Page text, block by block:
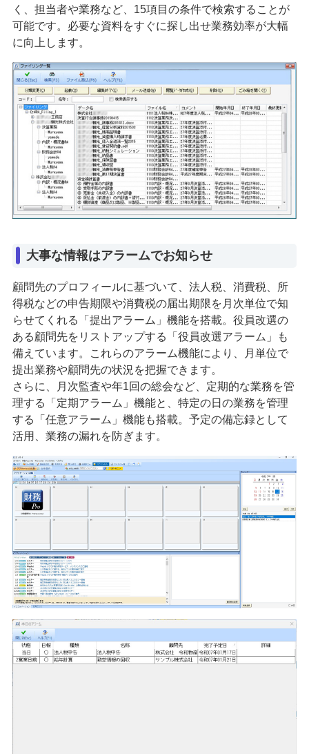
く、担当者や業務など、15項目の条件で検索することが
可能です。必要な資料をすぐに探し出せ業務効率が大幅
に向上します。
大事な情報はアラームでお知らせ
顧問先のプロフィールに基づいて、法人税、消費税、所
得税などの申告期限や消費税の届出期限を月次単位で知
らせてくれる「提出アラーム」機能を搭載。役員改選の
ある顧問先をリストアップする「役員改選アラーム」も
備えています。これらのアラーム機能により、月単位で
提出業務や顧問先の状況を把握できます。
さらに、月次監査や年1回の総会など、定期的な業務を管
理する「定期アラーム」機能と、特定の日の業務を管理
する「任意アラーム」機能も搭載。予定の備忘録として
活用、業務の漏れを防ぎます。